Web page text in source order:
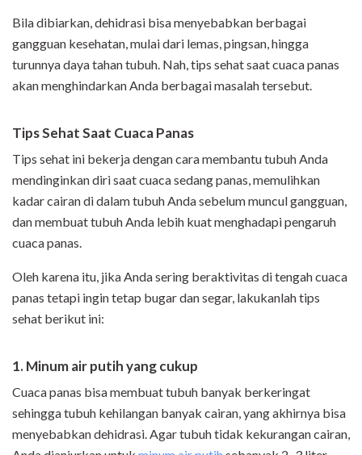
Bila dibiarkan, dehidrasi bisa menyebabkan berbagai
gangguan kesehatan, mulai dari lemas, pingsan, hingga
turunnya daya tahan tubuh. Nah, tips sehat saat cuaca panas
akan menghindarkan Anda berbagai masalah tersebut.
Tips Sehat Saat Cuaca Panas
Tips sehat ini bekerja dengan cara membantu tubuh Anda
mendinginkan diri saat cuaca sedang panas, memulihkan
kadar cairan di dalam tubuh Anda sebelum muncul gangguan,
dan membuat tubuh Anda lebih kuat menghadapi pengaruh
cuaca panas.
Oleh karena itu, jika Anda sering beraktivitas di tengah cuaca
panas tetapi ingin tetap bugar dan segar, lakukanlah tips
sehat berikut ini:
1. Minum air putih yang cukup
Cuaca panas bisa membuat tubuh banyak berkeringat
sehingga tubuh kehilangan banyak cairan, yang akhirnya bisa
menyebabkan dehidrasi. Agar tubuh tidak kekurangan cairan,